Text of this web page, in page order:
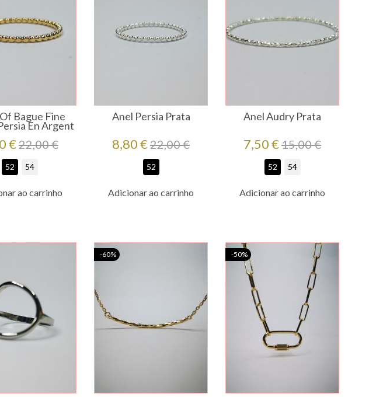
Bague Fine
En Argent
€Preço
regular
22,00 €
52 54
ao carrinho
Anel Persia Prata
Preço
8,80 €Preço
regular
22,00 €
52
Adicionar ao carrinho
Anel Audry Prata
Preço
7,50 €Preço
regular
15,00 €
52 54
Adicionar ao carrinho
-60% -50%